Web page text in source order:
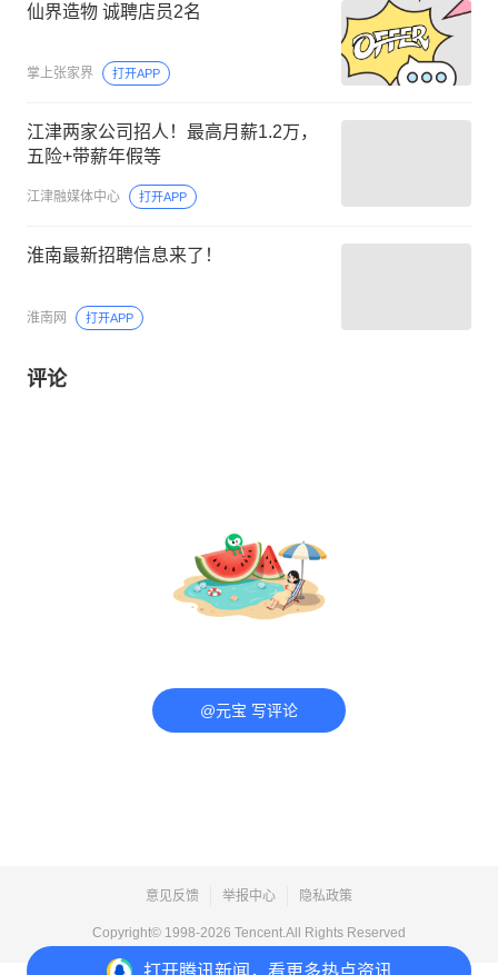
打开腾讯新闻，看更多热点资讯
仙界造物 诚聘店员2名
掌上张家界 打开APP
江津两家公司招人！最高月薪1.2万，
五险+带薪年假等
江津融媒体中心 打开APP
淮南最新招聘信息来了！
淮南网 打开APP
评论
@元宝 写评论
意见反馈 举报中心 隐私政策
Copyright© 1998-2026 Tencent.All Rights Reserved